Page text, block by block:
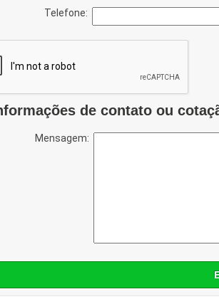
Telefone:
de contato ou
Mensagem: